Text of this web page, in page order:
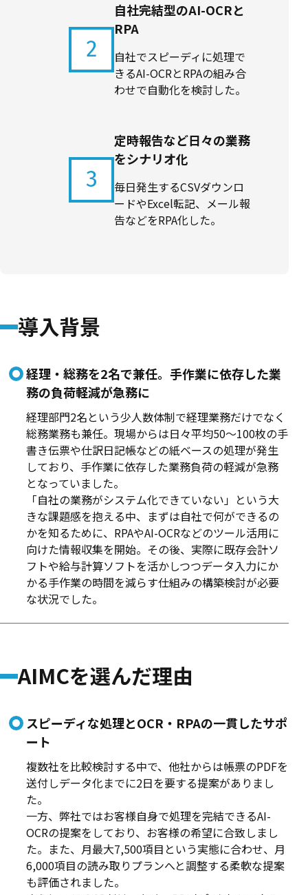
2
自社完結型のAI-OCRと
RPA
自社でスピーディに処理で
きるAI-OCRとRPAの組み合
わせで自動化を検討した。
3
定時報告など日々の業務
をシナリオ化
毎日発生するCSVダウンロ
ードやExcel転記、メール報
告などをRPA化した。
導入背景
経理・総務を2名で兼任。手作業に依存した業
務の負荷軽減が急務に
経理部門2名という少人数体制で経理業務だけでなく
総務業務も兼任。現場からは日々平均50〜100枚の手
書き伝票や仕訳日記帳などの紙ベースの処理が発生
しており、手作業に依存した業務負荷の軽減が急務
となっていました。
「自社の業務がシステム化できていない」という大
きな課題感を抱える中、まずは自社で何ができるの
かを知るために、RPAやAI-OCRなどのツール活用に
向けた情報収集を開始。その後、実際に既存会計ソ
フトや給与計算ソフトを活かしつつデータ入力にか
かる手作業の時間を減らす仕組みの構築検討が必要
な状況でした。
AIMCを選んだ理由
スピーディな処理とOCR・RPAの一貫したサポ
ート
複数社を比較検討する中で、他社からは帳票のPDFを
送付しデータ化までに2日を要する提案がありまし
た。
一方、弊社ではお客様自身で処理を完結できるAI-
OCRの提案をしており、お客様の希望に合致しまし
た。また、月最大7,500項目という実態に合わせ、月
6,000項目の読み取りプランへと調整する柔軟な提案
も評価されました。